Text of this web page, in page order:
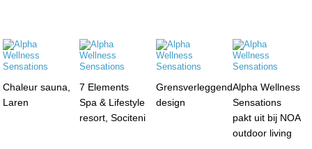
Chaleur sauna,
Laren
7 Elements
Spa & Lifestyle
resort, Sociteni
Grensverleggend
design
Alpha Wellness
Sensations
pakt uit bij NOA
outdoor living